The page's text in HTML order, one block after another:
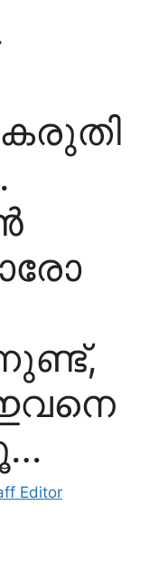
Editor